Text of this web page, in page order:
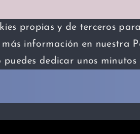
propias y de terceros
información en nuestra
puedes dedicar unos